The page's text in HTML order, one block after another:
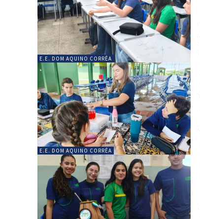
E.E. DOM AQUINO CORRÊA
E.E. DOM AQUINO CORRÊA